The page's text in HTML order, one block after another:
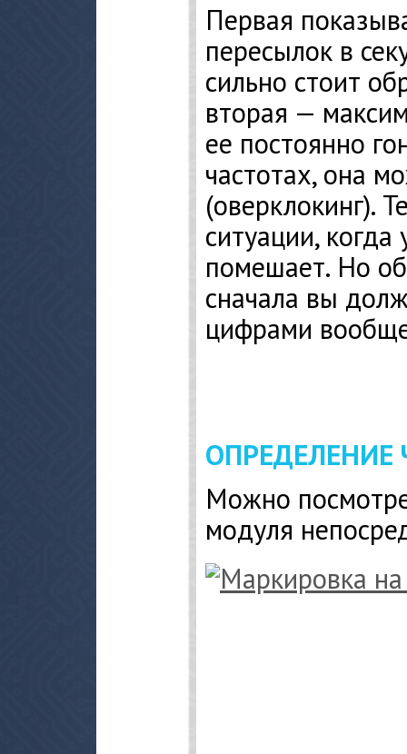
Первая
пересылок в
сильно стоит
вторая —
ее постоянно
частотах, она
(оверклокинг).
ситуации,
помешает. Но
сначала вы
цифрами
ОПРЕДЕЛЕНИЕ
Можно
модуля